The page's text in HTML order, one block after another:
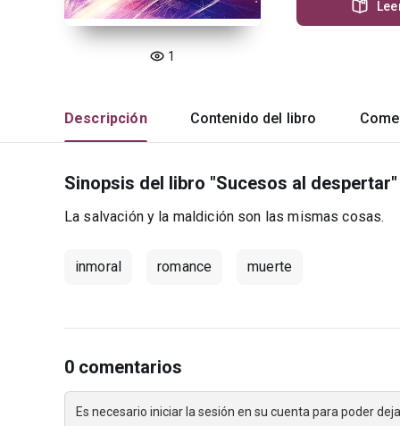
1
Descripción Contenido del libro
Sinopsis del libro "Sucesos al despertar"
La salvación y la maldición son las mismas cosas.
inmoral romance muerte
0 comentarios
Es necesario iniciar la sesión en su cuenta para poder